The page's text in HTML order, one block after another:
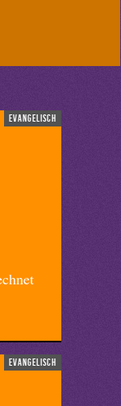
evangelisch
evangelisch